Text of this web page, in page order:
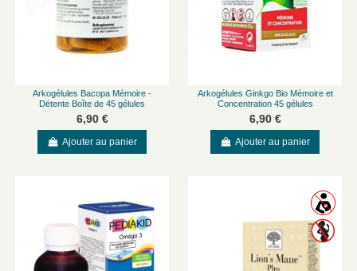
Arkogélules Bacopa Mémoire -
Détente Boîte de 45 gélules
6,90 €
Ajouter au panier
Arkogélules Ginkgo Bio Mémoire et
Concentration 45 gélules
6,90 €
Ajouter au panier